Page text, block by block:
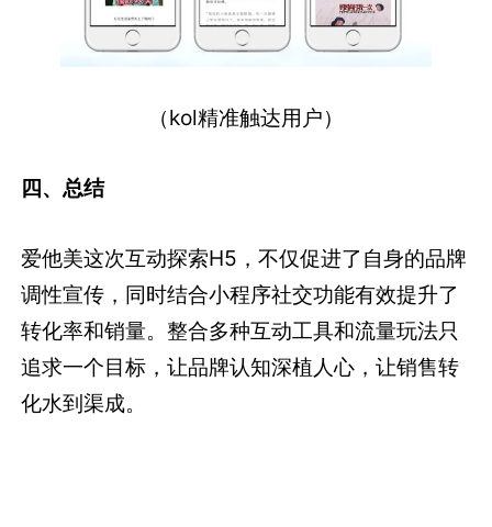
（kol精准触达用户）
四、总结
爱他美这次互动探索H5，不仅促进了自身的品牌
调性宣传，同时结合小程序社交功能有效提升了
转化率和销量。整合多种互动工具和流量玩法只
追求一个目标，让品牌认知深植人心，让销售转
化水到渠成。